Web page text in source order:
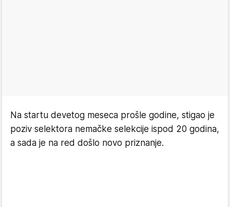
Na startu devetog meseca prošle godine, stigao je
poziv selektora nemačke selekcije ispod 20 godina,
a sada je na red došlo novo priznanje.